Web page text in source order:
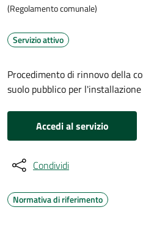
(Regolamento comunale)
Servizio attivo
Procedimento di rinnovo della
suolo pubblico per
Accedi al servizio
Condividi
Normativa di riferimento